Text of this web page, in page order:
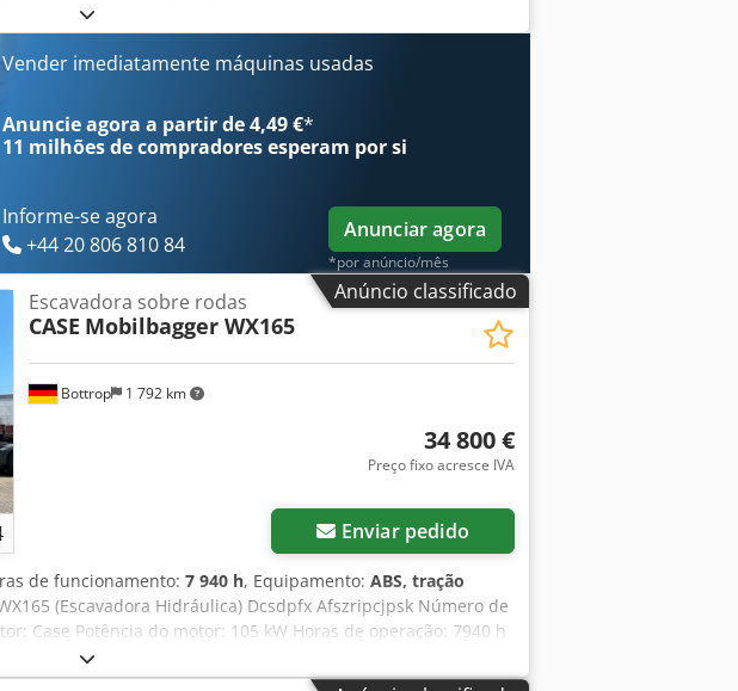
central Braço padrão Lança: 3,30 m Instalação completa para
rápido OQ80 1 concha – 800 mm de largura 1 pinça –
de esteiras com aproximadamente 70% de vida útil restante
Isuzu com 202 kW Certificação CE Dodpozp Rm Rsfx Afpjck
Peso operacional: 35,5 toneladas.
Vender imediatamente máquinas usadas
Anuncie agora a partir de 4,49 €*
11 milhões de compradoresesperam por si
Informe-se agora
+44 20 806 810 84
Anunciar agora
*por anúncio/mês
Anúncio classificado
Bottrop 1 792 km
Escavadora sobre rodas
CASE Mobilbagger WX165
34 800 €
Preço fixo acresce IVA
Enviar pedido
de funcionamento: 7 940 h, Equipamento: ABS, tração
WX165 (Escavadora Hidráulica) Dcsdpfx Afszripcjpsk Número de
Case Potência do motor: 105 kW Horas de operação: 7940 h
para transporte: 8,19 m Largura para transporte: 1,91 m
- Controlo por joystick - Lâmina de nivelamento - Câmara